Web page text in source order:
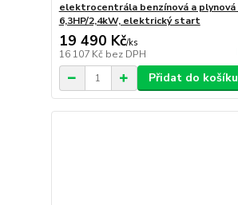
elektrocentrála benzínová a plynová
6,3HP/2,4kW, elektrický start
19 490 Kč/ks
16 107 Kč bez DPH
Přidat do košíku